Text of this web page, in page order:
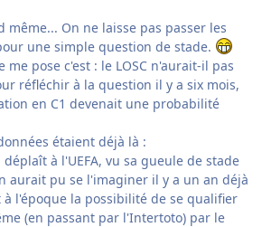
même... On ne laisse pas passer les
une simple question de stade.
pose c'est : le LOSC n'aurait-il pas
réfléchir à la question il y a six mois,
en C1 devenait une probabilité
étaient déjà là :
à l'UEFA, vu sa gueule de stade
aurait pu se l'imaginer il y a un an déjà
à l'époque la possibilité de se qualifier
(en passant par l'Intertoto) par le